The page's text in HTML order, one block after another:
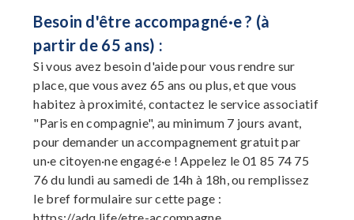
Besoin d'être accompagné·e ? (à
partir de 65 ans) :
Si vous avez besoin d'aide pour vous rendre sur
place, que vous avez 65 ans ou plus, et que vous
habitez à proximité, contactez le service associatif
"Paris en compagnie", au minimum 7 jours avant,
pour demander un accompagnement gratuit par
un·e citoyen·ne engagé·e ! Appelez le 01 85 74 75
76 du lundi au samedi de 14h à 18h, ou remplissez
le bref formulaire sur cette page :